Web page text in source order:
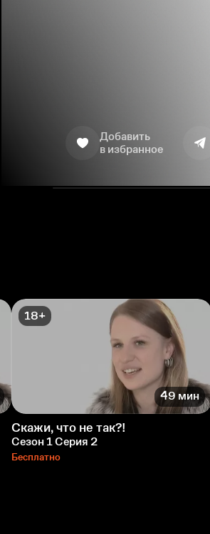
Добавить
в избранное
18+
49 мин
Скажи, что не так?!
Сезон 1 Серия 2
Бесплатно